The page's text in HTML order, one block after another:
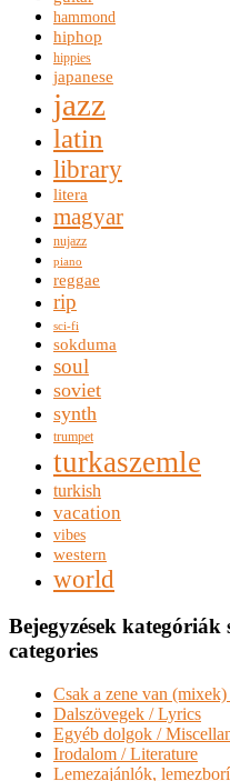
hammond
hiphop
hippies
japanese
jazz
latin
library
litera
magyar
nujazz
piano
reggae
rip
sci-fi
sokduma
soul
soviet
synth
trumpet
turkaszemle
turkish
vacation
vibes
western
world
Bejegyzések
categories
Csak a zene van
Dalszövegek / Lyrics
Egyéb dolgok /
Irodalom / Literature
Lemezajánlók,